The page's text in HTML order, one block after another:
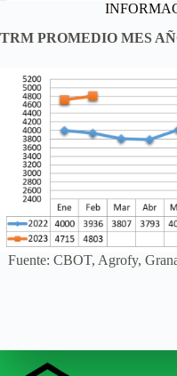
TRM PROMEDIO MES
Fuente: CBOT, Agrofy,